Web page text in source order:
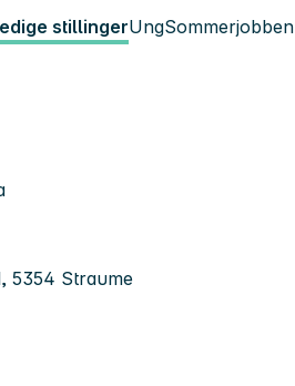
stillingerUngSommerjobben
5354 Straume